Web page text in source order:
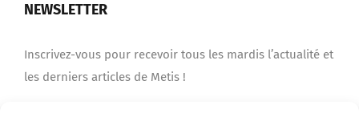
NEWSLETTER
Inscrivez-vous pour recevoir tous les mardis l’actualité et
les derniers articles de Metis !